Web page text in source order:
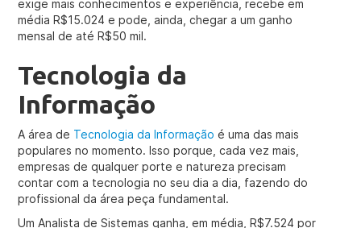
exige mais conhecimentos e experiência, recebe em
média R$15.024 e pode, ainda, chegar a um ganho
mensal de até R$50 mil.
Tecnologia da
Informação
A área de Tecnologia da Informação é uma das mais
populares no momento. Isso porque, cada vez mais,
empresas de qualquer porte e natureza precisam
contar com a tecnologia no seu dia a dia, fazendo do
profissional da área peça fundamental.
Um Analista de Sistemas ganha, em média, R$7.524 por